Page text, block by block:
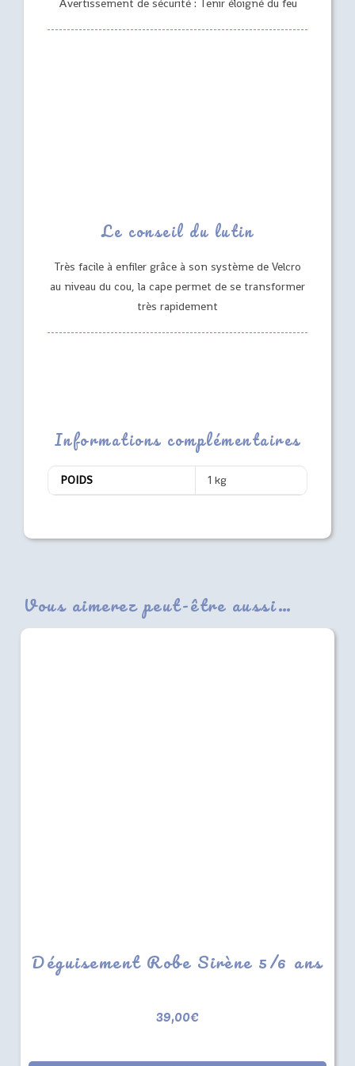
Avertissement de sécurité : Tenir éloigné du feu
Le conseil du lutin
Très facile à enfiler grâce à son système de Velcro
au niveau du cou, la cape permet de se transformer
très rapidement
Informations complémentaires
POIDS 1 kg
Vous aimerez peut-être aussi…
Déguisement Robe Sirène 5/6 ans
39,00€